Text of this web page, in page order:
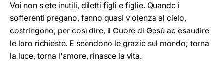
Voi non siete inutili, diletti figli e figlie. Quando i
sofferenti pregano, fanno quasi violenza al cielo,
costringono, per così dire, il Cuore di Gesù ad esaudire
le loro richieste. E scendono le grazie sul mondo; torna
la luce, torna l'amore, rinasce la vita.